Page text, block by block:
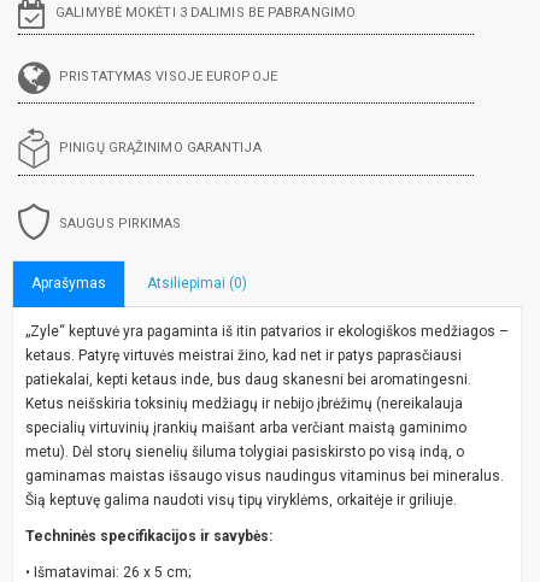
GALIMYBĖ MOKĖTI 3 DALIMIS BE PABRANGIMO
PRISTATYMAS VISOJE EUROPOJE
PINIGŲ GRĄŽINIMO GARANTIJA
SAUGUS PIRKIMAS
Aprašymas Atsiliepimai (0)
„Zyle“ keptuvė yra pagaminta iš itin patvarios ir ekologiškos medžiagos –
ketaus. Patyrę virtuvės meistrai žino, kad net ir patys paprasčiausi
patiekalai, kepti ketaus inde, bus daug skanesni bei aromatingesni.
Ketus neišskiria toksinių medžiagų ir nebijo įbrėžimų (nereikalauja
specialių virtuvinių įrankių maišant arba verčiant maistą gaminimo
metu). Dėl storų sienelių šiluma tolygiai pasiskirsto po visą indą, o
gaminamas maistas išsaugo visus naudingus vitaminus bei mineralus.
Šią keptuvę galima naudoti visų tipų viryklėms, orkaitėje ir griliuje.
Techninės specifikacijos ir savybės:
• Išmatavimai: 26 x 5 cm;